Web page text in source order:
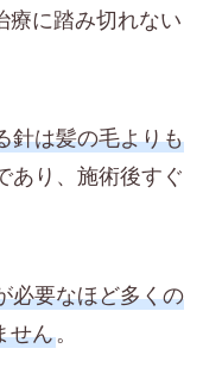
療に踏み切れない
針は髪の毛よりも
あり、施術後すぐ
必要なほど多くの
せん。